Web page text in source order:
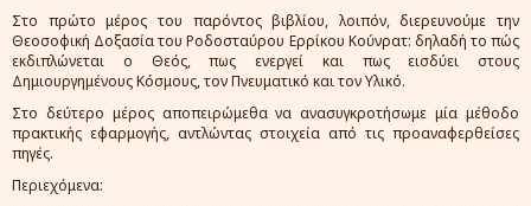
Στο πρώτο μέρος του παρόντος βιβλίου, λοιπόν, διερευνούμε την
Θεοσοφική Δοξασία του Ροδοσταύρου Ερρίκου Κούνρατ: δηλαδή το πώς
εκδιπλώνεται ο Θεός, πως ενεργεί και πως εισδύει στους
Δημιουργημένους Κόσμους, τον Πνευματικό και τον Υλικό.
Στο δεύτερο μέρος αποπειρώμεθα να ανασυγκροτήσωμε μία μέθοδο
πρακτικής εφαρμογής, αντλώντας στοιχεία από τις προαναφερθείσες
πηγές.
Περιεχόμενα: